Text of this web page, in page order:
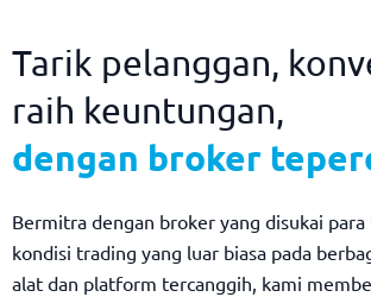
Tarik pelanggan,
raih keuntungan,
dengan broker
Bermitra dengan broker yang disukai
kondisi trading yang luar biasa pada
alat dan platform tercanggih, kami